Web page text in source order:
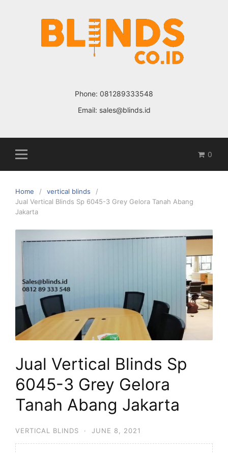
Phone: 081289333548
Email: sales@blinds.id
0
Home
vertical blinds
Jual Vertical Blinds Sp 6045-3 Grey Gelora Tanah Abang
Jakarta
Jual Vertical Blinds Sp
6045-3 Grey Gelora
Tanah Abang Jakarta
VERTICAL BLINDS · JUNE 8, 2021